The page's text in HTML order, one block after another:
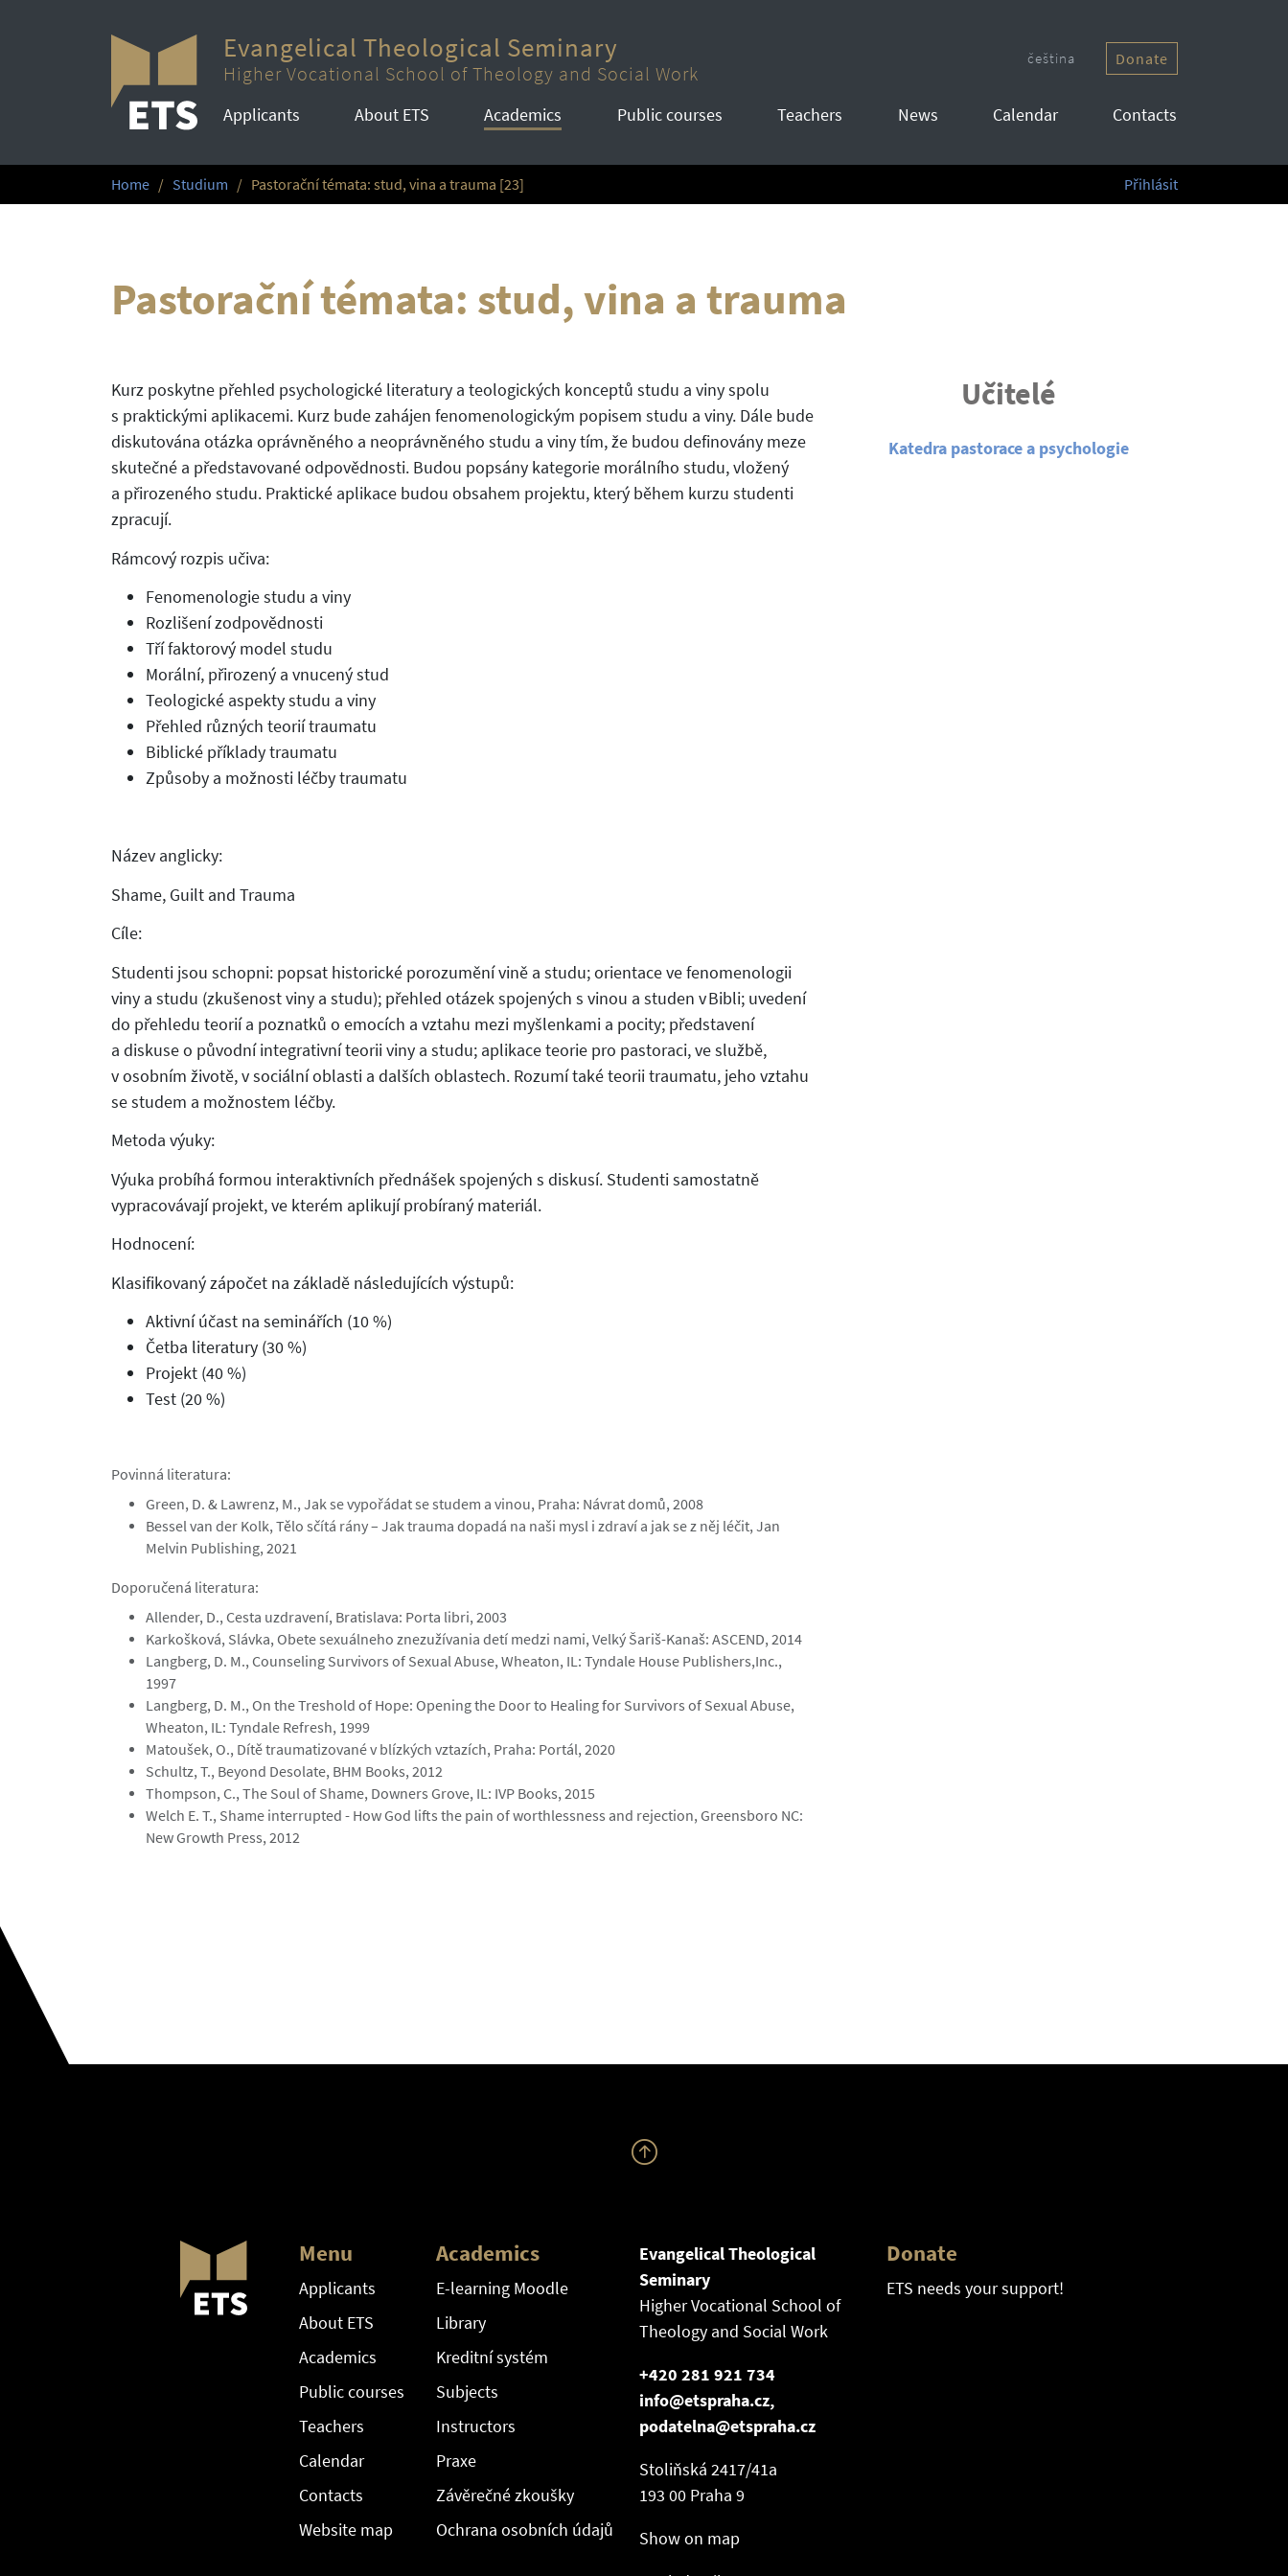
Evangelical Theological Seminary
Higher Vocational School of Theology and Social Work
čeština Donate
Applicants About ETS Academics Public courses Teachers News Calendar Contacts
Home Studium Pastorační témata: stud, vina a trauma [23] Přihlásit
Pastorační témata: stud, vina a trauma
Kurz poskytne přehled psychologické literatury a teologických konceptů studu a viny spolu
s praktickými aplikacemi. Kurz bude zahájen fenomenologickým popisem studu a viny. Dále bude
diskutována otázka oprávněného a neoprávněného studu a viny tím, že budou definovány meze
skutečné a představované odpovědnosti. Budou popsány kategorie morálního studu, vložený
a přirozeného studu. Praktické aplikace budou obsahem projektu, který během kurzu studenti
zpracují.
Rámcový rozpis učiva:
Fenomenologie studu a viny
Rozlišení zodpovědnosti
Tří faktorový model studu
Morální, přirozený a vnucený stud
Teologické aspekty studu a viny
Přehled různých teorií traumatu
Biblické příklady traumatu
Způsoby a možnosti léčby traumatu
Název anglicky:
Shame, Guilt and Trauma
Cíle:
Studenti jsou schopni: popsat historické porozumění vině a studu; orientace ve fenomenologii
viny a studu (zkušenost viny a studu); přehled otázek spojených s vinou a studen v Bibli; uvedení
do přehledu teorií a poznatků o emocích a vztahu mezi myšlenkami a pocity; představení
a diskuse o původní integrativní teorii viny a studu; aplikace teorie pro pastoraci, ve službě,
v osobním životě, v sociální oblasti a dalších oblastech. Rozumí také teorii traumatu, jeho vztahu
se studem a možnostem léčby.
Metoda výuky:
Výuka probíhá formou interaktivních přednášek spojených s diskusí. Studenti samostatně
vypracovávají projekt, ve kterém aplikují probíraný materiál.
Hodnocení:
Klasifikovaný zápočet na základě následujících výstupů:
Aktivní účast na seminářích (10 %)
Četba literatury (30 %)
Projekt (40 %)
Test (20 %)
Povinná literatura:
Green, D. & Lawrenz, M., Jak se vypořádat se studem a vinou, Praha: Návrat domů, 2008
Bessel van der Kolk, Tělo sčítá rány – Jak trauma dopadá na naši mysl i zdraví a jak se z něj léčit, Jan
Melvin Publishing, 2021
Doporučená literatura:
Allender, D., Cesta uzdravení, Bratislava: Porta libri, 2003
Karkošková, Slávka, Obete sexuálneho znezužívania detí medzi nami, Velký Šariš-Kanaš: ASCEND, 2014
Langberg, D. M., Counseling Survivors of Sexual Abuse, Wheaton, IL: Tyndale House Publishers,Inc.,
1997
Langberg, D. M., On the Treshold of Hope: Opening the Door to Healing for Survivors of Sexual Abuse,
Wheaton, IL: Tyndale Refresh, 1999
Matoušek, O., Dítě traumatizované v blízkých vztazích, Praha: Portál, 2020
Schultz, T., Beyond Desolate, BHM Books, 2012
Thompson, C., The Soul of Shame, Downers Grove, IL: IVP Books, 2015
Welch E. T., Shame interrupted - How God lifts the pain of worthlessness and rejection, Greensboro NC:
New Growth Press, 2012
Učitelé
Katedra pastorace a psychologie
Menu
Applicants
About ETS
Academics
Public courses
Teachers
Calendar
Contacts
Website map
Academics
E-learning Moodle
Library
Kreditní systém
Subjects
Instructors
Praxe
Závěrečné zkoušky
Ochrana osobních údajů
Evangelical Theological
Seminary
Higher Vocational School of
Theology and Social Work
+420 281 921 734
info@etspraha.cz,
podatelna@etspraha.cz
Stoliňská 2417/41a
193 00 Praha 9
Show on map
Donate
ETS needs your support!